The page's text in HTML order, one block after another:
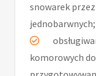
snowarek
jednobarwnych;
komorowych